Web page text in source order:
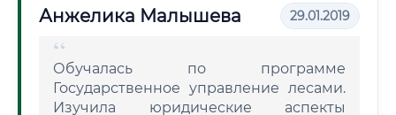
Анжелика Малышева 29.01.2019
Обучалась по программе
Государственное управление лесами.
Изучила юридические аспекты